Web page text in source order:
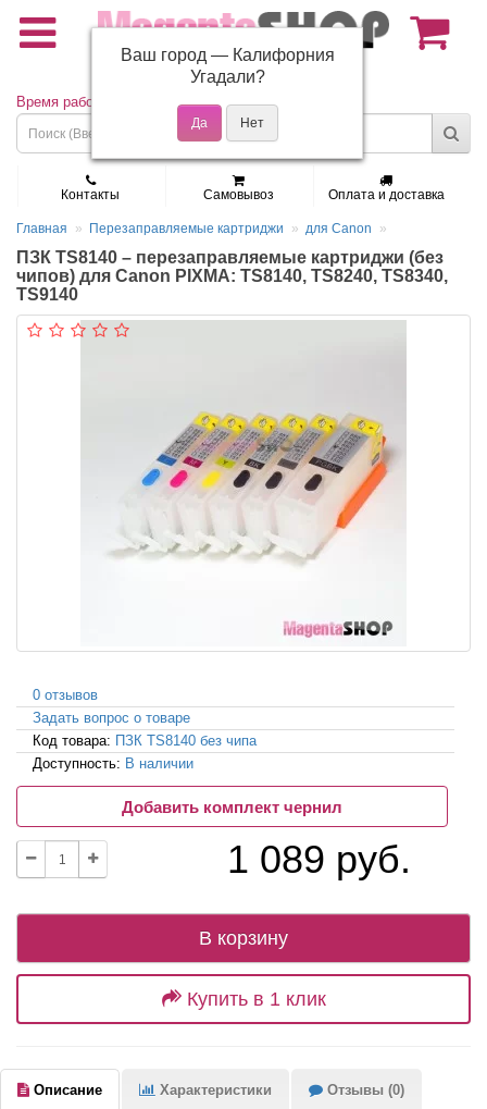
(495) 150-01-37
Время работы: Пн - Пт 9:30 - 19:00
Контакты Самовывоз Оплата и доставка
Главная Перезаправляемые картриджи для Canon
ПЗК TS8140 – перезаправляемые картриджи (без
чипов) для Canon PIXMA: TS8140, TS8240, TS8340,
TS9140
0 отзывов
Задать вопрос о товаре
Код товара: ПЗК TS8140 без чипа
Доступность: В наличии
Добавить комплект чернил
1 089 руб.
В корзину
Купить в 1 клик
Описание Характеристики Отзывы (0)
Ваш город — Калифорния
Угадали?